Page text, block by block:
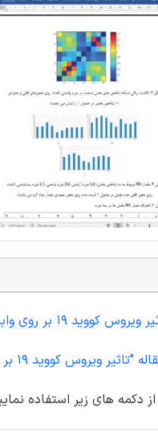
چین" هستید اینجا کلیک نمایید.
سهام (بورس) چین" هستید اینجا کلیک نمایید.
دکمه های زیر استفاده